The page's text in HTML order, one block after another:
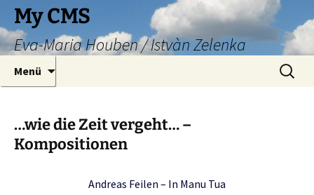
Zum
Inhalt
springen
My CMS
Eva-Maria Houben / Istvàn Zelenka
Menü
Suche
nach:
…wie die Zeit vergeht… –
Kompositionen
Andreas Feilen – In Manu Tua